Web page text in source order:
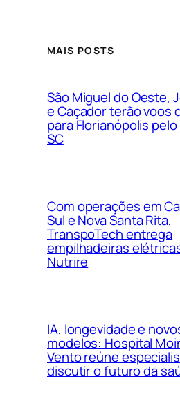
MAIS POSTS
São Miguel do Oeste,
e Caçador terão voos
para Florianópolis pelo
SC
Com operações em
Sul e Nova Santa Rita,
TranspoTech entrega
empilhadeiras
Nutrire
IA, longevidade e
modelos: Hospital
Vento reúne
discutir o futuro da